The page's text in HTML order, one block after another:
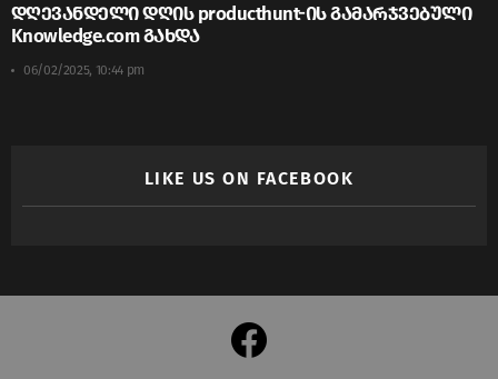
დღევანდელი დღის producthunt-ის გამარჯვებული
Knowledge.com გახდა
06/02/2025, 10:44 pm
LIKE US ON FACEBOOK
facebook